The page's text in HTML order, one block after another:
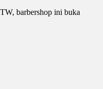
barbershop ini buka